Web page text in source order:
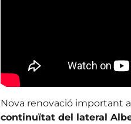
Nova renovació important
continuïtat del lateral